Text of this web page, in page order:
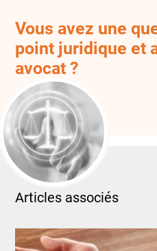
Vous avez une
point juridique et
avocat ?
Articles associés